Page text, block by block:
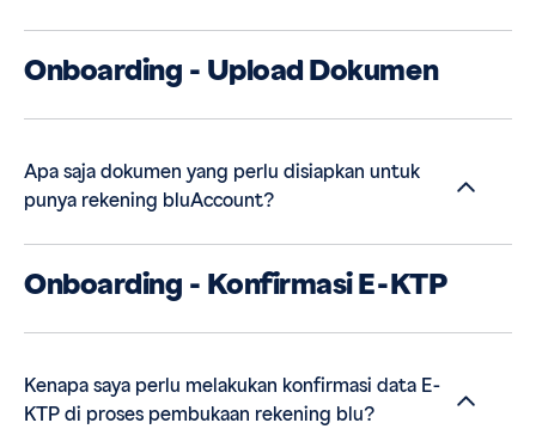
Onboarding - Upload Dokumen
Apa saja dokumen yang perlu disiapkan untuk
punya rekening bluAccount?
Onboarding - Konfirmasi E-KTP
Kenapa saya perlu melakukan konfirmasi data E-
KTP di proses pembukaan rekening blu?